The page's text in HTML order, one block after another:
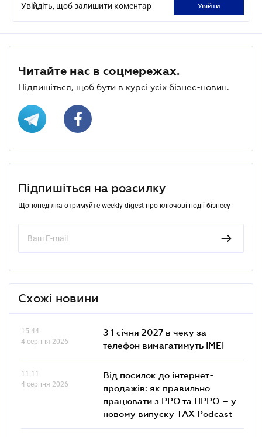
Увійдіть, щоб залишити коментар увійти
Читайте нас в соцмережах.
Підпишіться, щоб бути в курсі усіх бізнес-новин.
Підпишіться на розсилку
Щопонеділка отримуйте weekly-digest про ключові події бізнесу
Схожі новини
15.44
4 серпня 2026
З 1 січня 2027 в чеку за
телефон вимагатимуть IMEI
11.11
4 серпня 2026
Від посилок до інтернет-
продажів: як правильно
працювати з РРО та ПРРО – у
новому випуску TAX Podcast